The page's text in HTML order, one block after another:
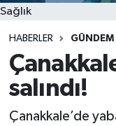
Sağlık
HABERLER GÜNDEM
salındı!
Çanakkale’de